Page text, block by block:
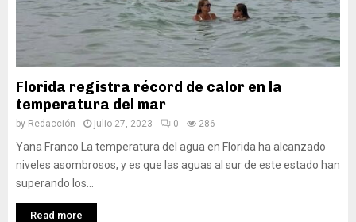
Florida registra récord de calor en la
temperatura del mar
by Redacción julio 27, 2023 0 286
Yana Franco La temperatura del agua en Florida ha alcanzado
niveles asombrosos, y es que las aguas al sur de este estado han
superando los...
Read more